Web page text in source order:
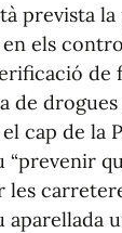
prevista
els
de
de
cap de la
aparellada